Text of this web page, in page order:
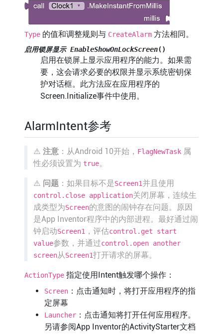
Type的值和调整规则与 CreateAlarm方法相同。
启用锁屏显示 EnableShowOnLockScreen()
启用在锁屏上显示应用程序的能力。如果需
要，这会请求必要的权限并显示系统密钥保
护对话框。此方法应在应用程序的
Screen.Initialize事件中使用。
AlarmIntent参考
⚠️ 注意：从Android 10开始， FlagNewTask属
性必须设置为 true。
⚠️ 问题：如果目标不是Screen1并且使用
control.close application关闭屏幕，连续生
成类型为Screen的意图的闹钟存在问题。原因
是App Inventor程序中的内部进程。最好通过闹
钟启动Screen1，评估control.get start
value参数，并通过control.open another
screen从Screen1打开请求的屏幕。
ActionType指定使用Intent触发哪个操作：
Screen：点击通知时，将打开应用程序的指
定屏幕
Launcher：点击通知将打开任何应用程序。
另请参阅App Inventor的ActivityStarter文档